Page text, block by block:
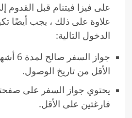
على فيزا فيتنام قبل القدوم
علاوة على ذلك ، يجب أيضًا
الدخول التالية:
جواز
الأقل من تاريخ الوصول.
يحتوي جواز السفر على
فارغتين على الأقل.